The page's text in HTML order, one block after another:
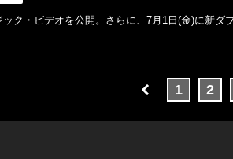
ク・ビデオを公開。さらに、7月1日(金)に新ダ
1 2